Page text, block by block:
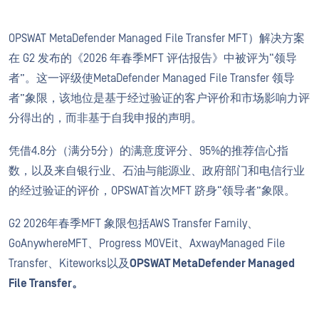
OPSWAT MetaDefender Managed File Transfer MFT）解决方案
在 G2 发布的《2026 年春季MFT 评估报告》中被评为“领导
者”。这一评级使MetaDefender Managed File Transfer 领导
者”象限，该地位是基于经过验证的客户评价和市场影响力评
分得出的，而非基于自我申报的声明。
凭借4.8分（满分5分）的满意度评分、95%的推荐信心指
数，以及来自银行业、石油与能源业、政府部门和电信行业
的经过验证的评价，OPSWAT首次MFT 跻身“领导者”象限。
G2 2026年春季MFT 象限包括AWS Transfer Family、
GoAnywhereMFT、Progress MOVEit、AxwayManaged File
Transfer、Kiteworks以及OPSWAT MetaDefender Managed
File Transfer。